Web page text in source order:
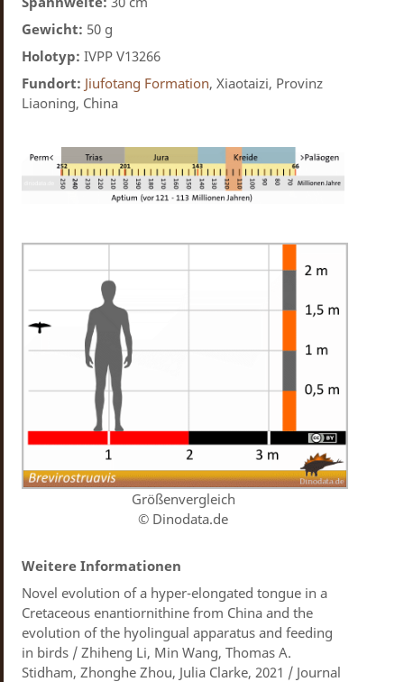
Gewicht: 50 g
Holotyp: IVPP V13266
Fundort: Jiufotang Formation, Xiaotaizi, Provinz
Liaoning, China
Größenvergleich
© Dinodata.de
Weitere Informationen
Novel evolution of a hyper-elongated tongue in a
Cretaceous enantiornithine from China and the
evolution of the hyolingual apparatus and feeding
in birds / Zhiheng Li, Min Wang, Thomas A.
Stidham, Zhonghe Zhou, Julia Clarke, 2021 / Journal